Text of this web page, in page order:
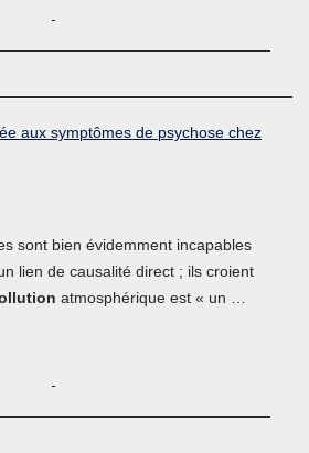
aux symptômes de psychose chez
sont bien évidemment incapables
lien de causalité direct ; ils croient
atmosphérique est « un …